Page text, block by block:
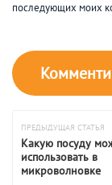
последующих моих
ПРЕДЫДУЩАЯ СТАТЬЯ
Какую посуду
использовать в
микроволновке